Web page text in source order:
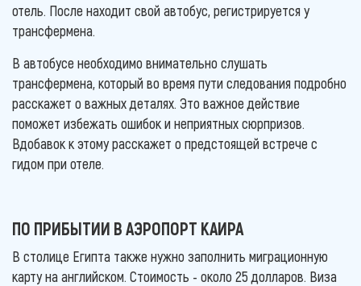
отель. После находит свой автобус, регистрируется у
трансфермена.
В автобусе необходимо внимательно слушать
трансфермена, который во время пути следования подробно
расскажет о важных деталях. Это важное действие
поможет избежать ошибок и неприятных сюрпризов.
Вдобавок к этому расскажет о предстоящей встрече с
гидом при отеле.
ПО ПРИБЫТИИ В АЭРОПОРТ КАИРА
В столице Египта также нужно заполнить миграционную
карту на английском. Стоимость - около 25 долларов. Виза